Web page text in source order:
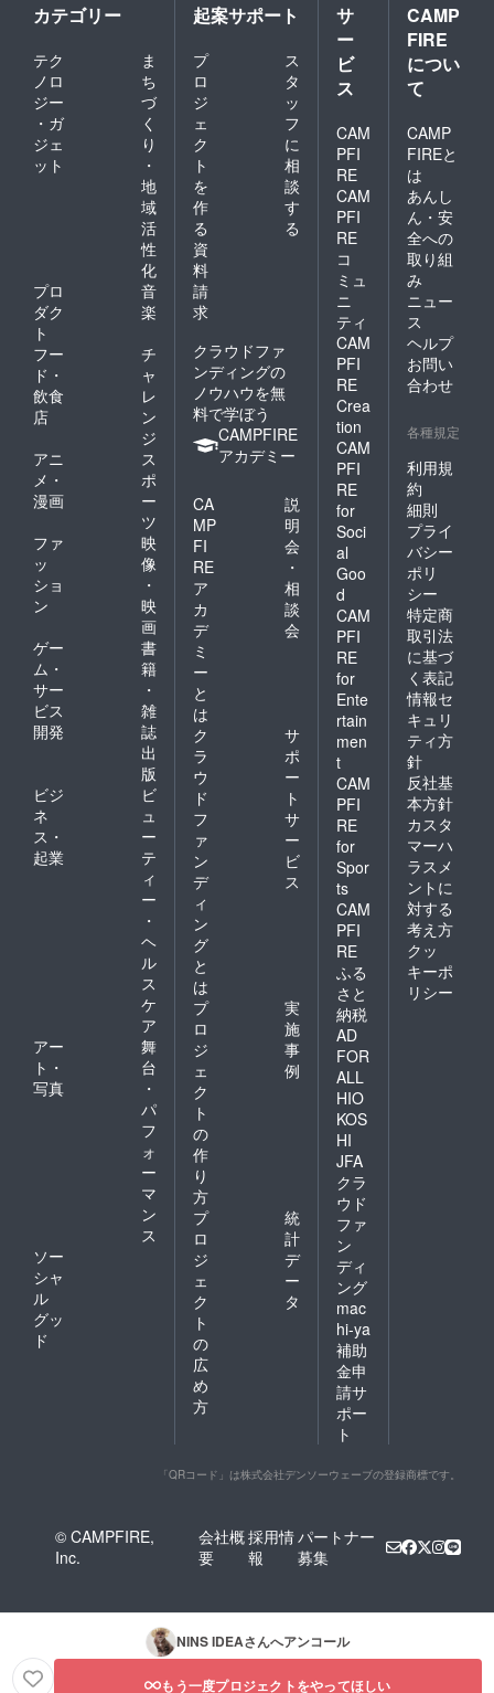
カテゴリー
テク
ノロ
ジー
・ガ
ジェ
ット
ま
ち
づ
く
り
・
地
域
活
性
化
プロ
ダク
ト
音
楽
フー
ド・
飲食
店
チ
ャ
レ
ン
ジ
アニ
メ・
漫画
ス
ポ
ー
ツ
ファ
ッ
ショ
ン
映
像
・
映
画
ゲー
ム・
サー
ビス
開発
書
籍
・
雑
誌
出
版
ビジ
ネ
ス・
起業
ビ
ュ
ー
テ
ィ
ー
・
ヘ
ル
ス
ケ
ア
アー
ト・
写真
舞
台
・
パ
フ
ォ
ー
マ
ン
ス
ソー
シャ
ル
グッ
ド
起案サポート
プ
ロ
ジ
ェ
ク
ト
を
作
る
ス
タ
ッ
フ
に
相
談
す
る
資
料
請
求
クラウドファ
ンディングの
ノウハウを無
料で学ぼう
CAMPFIRE
アカデミー
CA
MP
FI
RE
ア
カ
デ
ミ
ー
と
は
説
明
会
・
相
談
会
ク
ラ
ウ
ド
フ
ァ
ン
デ
ィ
ン
グ
と
は
サ
ポ
ー
ト
サ
ー
ビ
ス
プ
ロ
ジ
ェ
ク
ト
の
作
り
方
実
施
事
例
プ
ロ
ジ
ェ
ク
ト
の
広
め
方
統
計
デ
ー
タ
サ
ー
ビ
ス
CAM
PFI
RE
CAM
PFI
RE
コ
ミュ
ニ
ティ
CAM
PFI
RE
Crea
tion
CAM
PFI
RE
for
Soci
al
Goo
d
CAM
PFI
RE
for
Ente
rtain
men
t
CAM
PFI
RE
for
Spor
ts
CAM
PFI
RE
ふる
さと
納税
AD
FOR
ALL
HIO
KOS
HI
JFA
クラ
ウド
ファ
ン
ディ
ング
mac
hi-ya
補助
金申
請サ
ポー
ト
CAMP
FIRE
につい
て
CAMP
FIREと
は
あんし
ん・安
全への
取り組
み
ニュー
ス
ヘルプ
お問い
合わせ
各種規定
利用規
約
細則
プライ
バシー
ポリ
シー
特定商
取引法
に基づ
く表記
情報セ
キュリ
ティ方
針
反社基
本方針
カスタ
マーハ
ラスメ
ントに
対する
考え方
クッ
キーポ
リシー
「QRコード」は株式会社デンソーウェーブの登録商標です。
© CAMPFIRE,
Inc.
会社概
要
採用情
報
パートナー
募集
NINS IDEAさんへアンコール
もう一度プロジェクトをやってほしい